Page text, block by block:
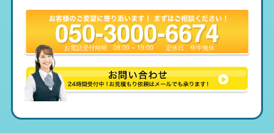
050-3000-6674
お電話受付時間08:00 ~ 19:00 定休日年中無休